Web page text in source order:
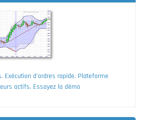
Exécution d'ordres rapide. Plateforme
actifs. Essayez la démo